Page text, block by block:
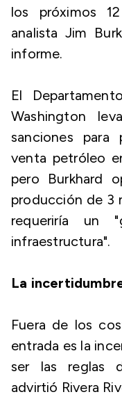
los próximos
analista Jim
informe.
El
Washington
sanciones
venta petróleo
pero Burkhard
producción de 3
requeriría un
infraestructura".
La
Fuera de los
entrada es la
ser las reglas
advirtió Rivera